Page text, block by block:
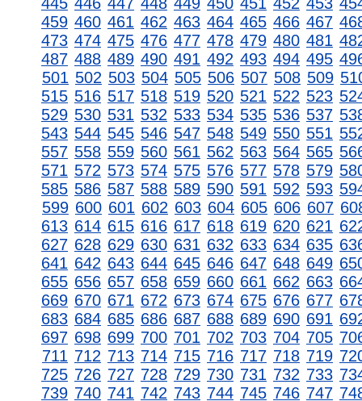
459 460 461 462 463 464 465 466 467
473 474 475 476 477 478 479 480 481
487 488 489 490 491 492 493 494 495
501 502 503 504 505 506 507 508 509
515 516 517 518 519 520 521 522 523
529 530 531 532 533 534 535 536 537
543 544 545 546 547 548 549 550 551
557 558 559 560 561 562 563 564 565
571 572 573 574 575 576 577 578 579
585 586 587 588 589 590 591 592 593
599 600 601 602 603 604 605 606 607
613 614 615 616 617 618 619 620 621
627 628 629 630 631 632 633 634 635
641 642 643 644 645 646 647 648 649
655 656 657 658 659 660 661 662 663
669 670 671 672 673 674 675 676 677
683 684 685 686 687 688 689 690 691
697 698 699 700 701 702 703 704 705
711 712 713 714 715 716 717 718 719
725 726 727 728 729 730 731 732 733
739 740 741 742 743 744 745 746 747